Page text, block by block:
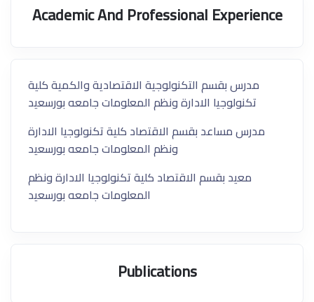
Academic And Professional Experience
مدرس بقسم التكنولوجية الاقتصادية والكمية كلية
تكنولوجيا الادارة ونظم المعلومات جامعه بورسعيد
مدرس مساعد بقسم الاقتصاد كلية تكنولوجيا الادارة
ونظم المعلومات جامعه بورسعيد
معيد بقسم الاقتصاد كلية تكنولوجيا الادارة ونظم
المعلومات جامعه بورسعيد
Publications